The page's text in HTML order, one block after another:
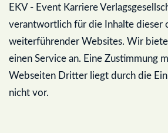
EKV - Event Karriere
verantwortlich für die Inhalte dieser
weiterführender Websites. Wir
einen Service an. Eine Zustimmung
Webseiten Dritter liegt durch die
nicht vor.